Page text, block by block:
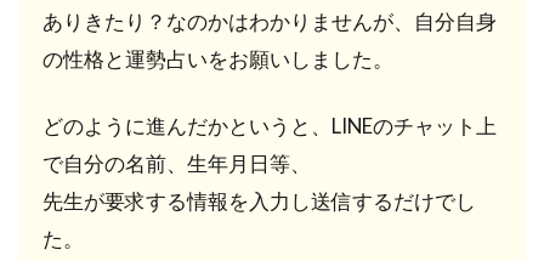
ャッ
ト」
か1回
だ
ありきたり？なのかはわかりませんが、自分自身
の性格と運勢占いをお願いしました。
どのように進んだかというと、LINEのチャット上
で自分の名前、生年月日等、
先生が要求する情報を入力し送信するだけでし
た。